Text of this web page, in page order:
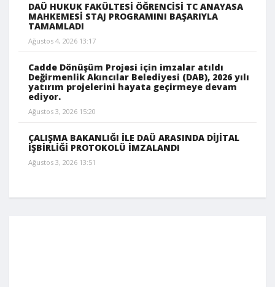
DAÜ HUKUK FAKÜLTESİ ÖĞRENCİSİ TC ANAYASA
MAHKEMESİ STAJ PROGRAMINI BAŞARIYLA
TAMAMLADI
Ağustos 4, 2026 13:17
Cadde Dönüşüm Projesi için imzalar atıldı
Değirmenlik Akıncılar Belediyesi (DAB), 2026 yılı
yatırım projelerini hayata geçirmeye devam
ediyor.
Ağustos 3, 2026 15:20
ÇALIŞMA BAKANLIĞI İLE DAÜ ARASINDA DİJİTAL
İŞBİRLİĞİ PROTOKOLÜ İMZALANDI
Ağustos 3, 2026 13:51